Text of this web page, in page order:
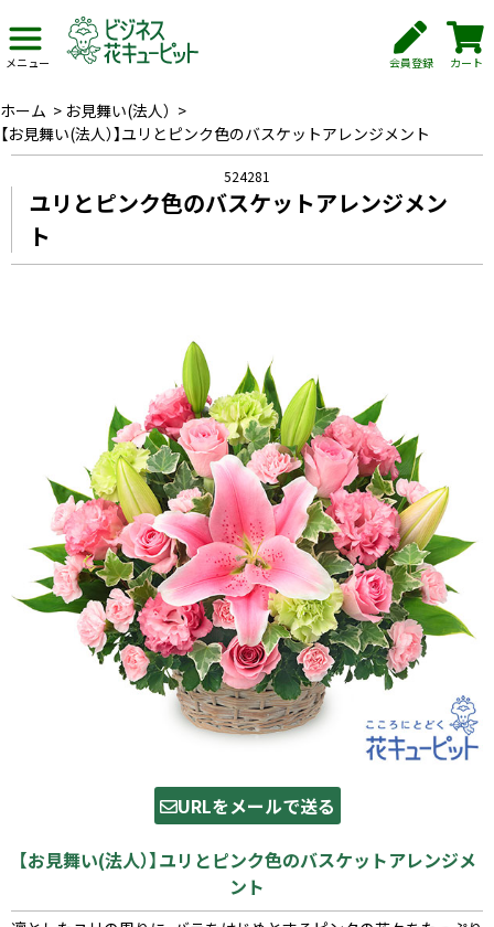
メニュー 会員登録 カート
ホーム > お見舞い(法人） >
【お見舞い(法人）】ユリとピンク色のバスケットアレンジメント
524281
ユリとピンク色のバスケットアレンジメン
ト
URLをメールで送る
【お見舞い(法人）】ユリとピンク色のバスケットアレンジメ
ント